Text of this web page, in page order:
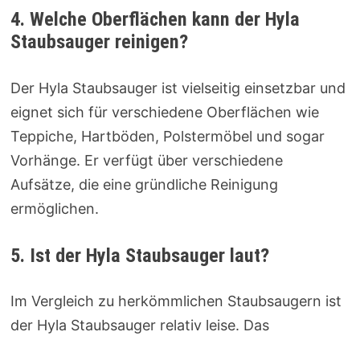
4. Welche Oberflächen kann der Hyla
Staubsauger reinigen?
Der Hyla Staubsauger ist vielseitig einsetzbar und
eignet sich für verschiedene Oberflächen wie
Teppiche, Hartböden, Polstermöbel und sogar
Vorhänge. Er verfügt über verschiedene
Aufsätze, die eine gründliche Reinigung
ermöglichen.
5. Ist der Hyla Staubsauger laut?
Im Vergleich zu herkömmlichen Staubsaugern ist
der Hyla Staubsauger relativ leise. Das